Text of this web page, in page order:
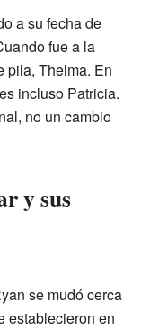
a su fecha de
fue a la
pila, Thelma. En
incluso Patricia.
no un cambio
y sus
se mudó cerca
establecieron en